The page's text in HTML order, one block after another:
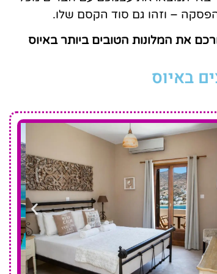
הפסקה – וזהו גם סוד הקסם שלו.
את המלונות הטובים ביותר באיוס
באיוס